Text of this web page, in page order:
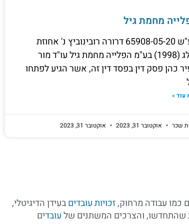
מחמת גיל
סע"ש 65908-05-20 דרורה רובינוביץ נ' אחוזת
פולג (1998) בע"מ הפלייה מחמת גיל עו"ד מור
כהן פסק דין בפסד דין זה, אשר הגיע לפתחו
עוד »
שכר אוקטובר 31, 2023 אוקטובר 31, 2023
כמו עבודה מרחוק,זכויות עובדיםבעידן הדיגיטלי,
שהתחדשו, והצרכים המשתנים שלעובדים